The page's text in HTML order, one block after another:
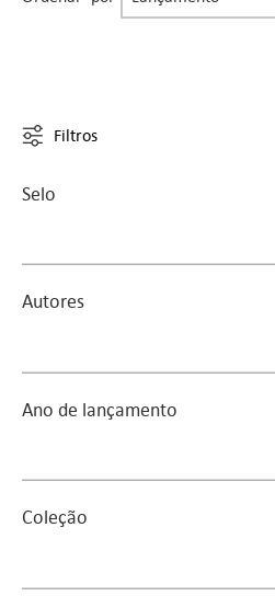
Filtros
Selo
Autores
Ano de lançamento
Coleção